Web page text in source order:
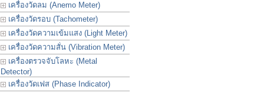
เครื่องวัดลม (Anemo Meter)
เครื่องวัดรอบ (Tachometer)
เครื่องวัดความเข้มแสง (Light Meter)
เครื่องวัดความสั่น (Vibration Meter)
เครื่องตรวจจับโลหะ (Metal
Detector)
เครื่องวัดเฟส (Phase Indicator)